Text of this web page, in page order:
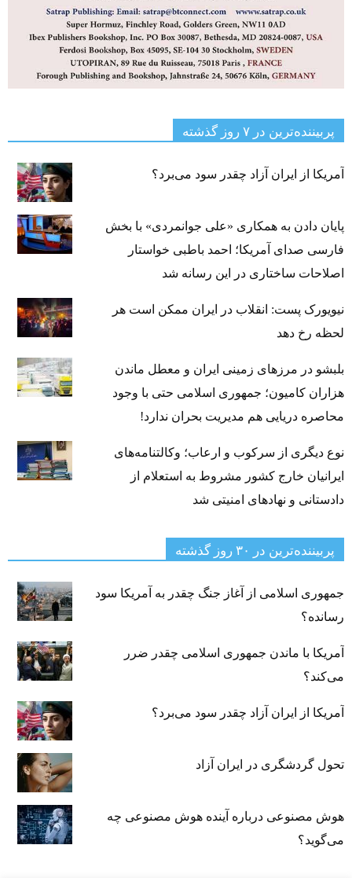
پربیننده‌ترین‌ در ۷ روز گذشته
آمریکا از ایران آزاد چقدر سود می‌برد؟
پایان دادن به همکاری «علی جوانمردی» با بخش
فارسی صدای آمریکا؛ احمد باطبی خواستار
اصلاحات ساختاری در این رسانه شد
نیویورک پست: انقلاب در ایران ممکن است هر
لحظه رخ دهد
بلبشو در مرزهای زمینی ایران و معطل ماندن
هزاران کامیون؛ جمهوری اسلامی حتی با وجود
محاصره دریایی هم مدیریت بحران ندارد!
نوع دیگری از سرکوب و ارعاب؛ وکالتنامه‌های
ایرانیان خارج کشور مشروط به استعلام از
دادستانی و نهادهای امنیتی شد
پربیننده‌ترین‌ در ۳۰ روز گذشته
جمهوری اسلامی از آغاز جنگ چقدر به آمریکا سود
رسانده؟
آمریکا با ماندن جمهوری اسلامی چقدر ضرر
می‌کند؟
آمریکا از ایران آزاد چقدر سود می‌برد؟
تحول گردشگری در ایران آزاد
هوش مصنوعی درباره آینده هوش مصنوعی چه
می‌گوید؟